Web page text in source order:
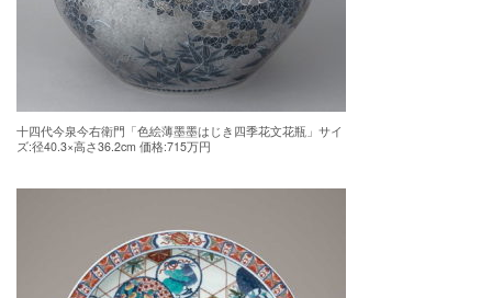
十四代今泉今右衛門「色絵薄墨墨はじき四季花文花瓶」サイ
ズ:径40.3×高さ36.2cm 価格:715万円